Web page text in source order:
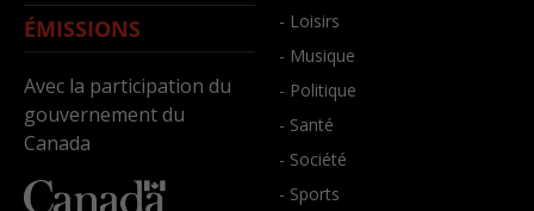
ÉMISSIONS
Avec la participation du
gouvernement du
Canada
- Loisirs
- Musique
- Politique
- Santé
- Société
- Sports